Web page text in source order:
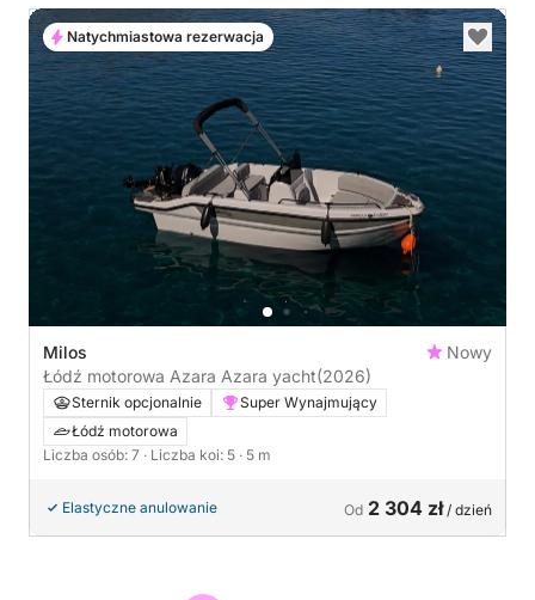
Milos
Nowy
Łódź motorowa Azara Azara yacht(2026)
Sternik opcjonalnie
Super Wynajmujący
Łódź motorowa
Liczba osób: 7 · Liczba koi: 5 · 5 m
Elastyczne anulowanie Od 2 304 zł/ dzień
Natychmiastowa rezerwacja